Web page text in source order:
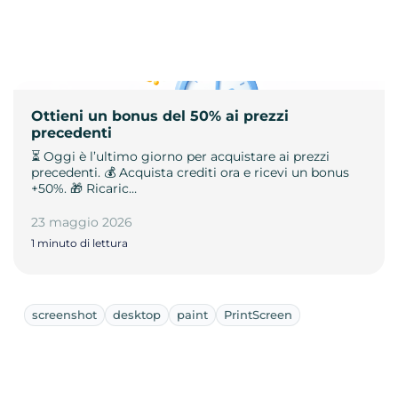
Ottieni un bonus del 50% ai prezzi
precedenti
⏳ Oggi è l’ultimo giorno per acquistare ai prezzi
precedenti. 💰 Acquista crediti ora e ricevi un bonus
+50%. 🎁 Ricaric…
23 maggio 2026
1 minuto di lettura
screenshot desktop paint PrintScreen